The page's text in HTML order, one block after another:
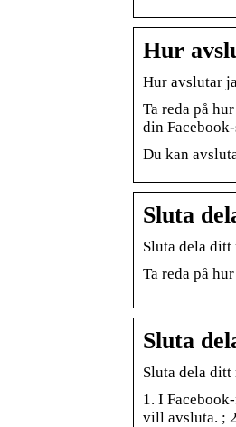
Hur
Hur avslutar
Ta reda på
din
Du kan
Sluta
Sluta dela
Ta reda på
Sluta
Sluta dela
1. I
vill avsluta. ;